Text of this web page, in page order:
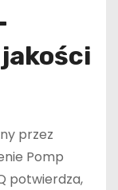
przez
Pomp
potwierdza,